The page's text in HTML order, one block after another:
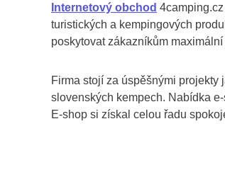
Internetový obchod
turistických a kempingových
poskytovat zákazníkům
Firma stojí za úspěšnými projekty
slovenských kempech. Nabídka
E-shop si získal celou řadu